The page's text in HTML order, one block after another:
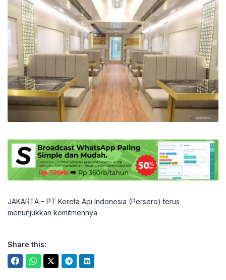
JAKARTA – PT Kereta Api Indonesia (Persero) terus
menunjukkan komitmennya
Share this: